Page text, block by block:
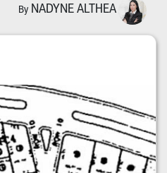
By NADYNE ALTHEA